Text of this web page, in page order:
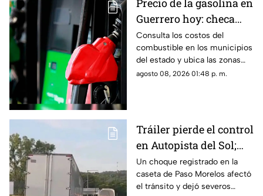
difusión.
Precio de la gasolina en
Guerrero hoy: checa
cuánto cuestan los
litros
Consulta los costos del
combustible en los municipios
del estado y ubica las zonas
con las tarifas más accesibles
agosto 08, 2026 01:48 p. m.
Tráiler pierde el control
en Autopista del Sol;
fallece una persona
Un choque registrado en la
caseta de Paso Morelos afectó
el tránsito y dejó severos